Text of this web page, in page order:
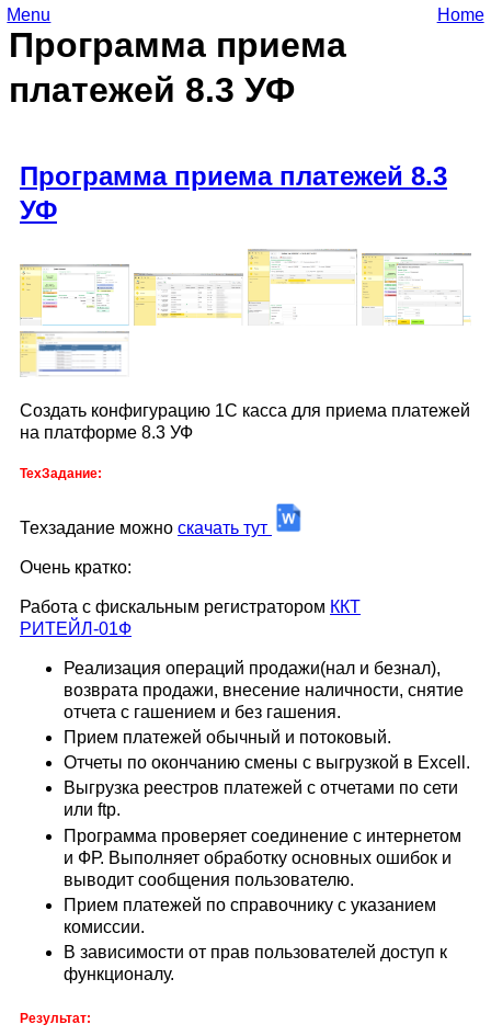
Программа приема
платежей 8.3 УФ
Menu Home
Программа приема платежей 8.3
УФ
Создать конфигурацию 1С касса для приема платежей
на платформе 8.3 УФ
ТехЗадание:
Техзадание можно скачать тут
Очень кратко:
Работа с фискальным регистратором ККТ
РИТЕЙЛ-01Ф
Реализация операций продажи(нал и безнал),
возврата продажи, внесение наличности, снятие
отчета с гашением и без гашения.
Прием платежей обычный и потоковый.
Отчеты по окончанию смены с выгрузкой в Excell.
Выгрузка реестров платежей с отчетами по сети
или ftp.
Программа проверяет соединение с интернетом
и ФР. Выполняет обработку основных ошибок и
выводит сообщения пользователю.
Прием платежей по справочнику с указанием
комиссии.
В зависимости от прав пользователей доступ к
функционалу.
Результат: